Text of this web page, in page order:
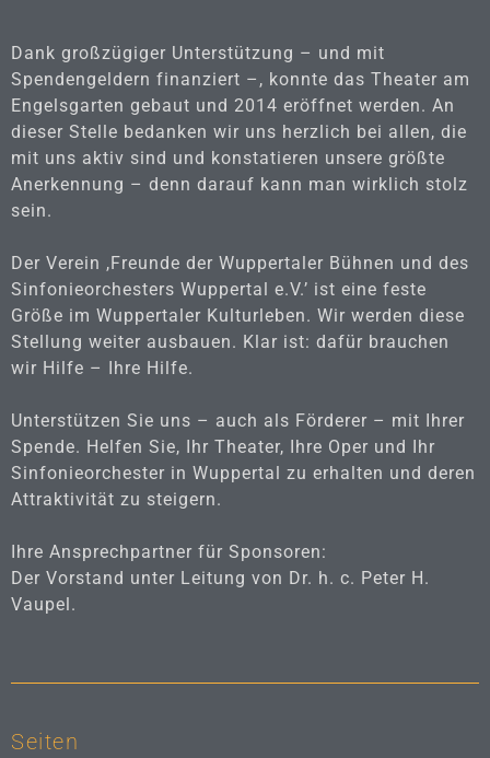
Dank großzügiger Unterstützung – und mit
Spendengeldern finanziert –, konnte das Theater am
Engelsgarten gebaut und 2014 eröffnet werden. An
dieser Stelle bedanken wir uns herzlich bei allen, die
mit uns aktiv sind und konstatieren unsere größte
Anerkennung – denn darauf kann man wirklich stolz
sein.
Der Verein ,Freunde der Wuppertaler Bühnen und des
Sinfonieorchesters Wuppertal e.V.’ ist eine feste
Größe im Wuppertaler Kulturleben. Wir werden diese
Stellung weiter ausbauen. Klar ist: dafür brauchen
wir Hilfe – Ihre Hilfe.
Unterstützen Sie uns – auch als Förderer – mit Ihrer
Spende. Helfen Sie, Ihr Theater, Ihre Oper und Ihr
Sinfonieorchester in Wuppertal zu erhalten und deren
Attraktivität zu steigern.
Ihre Ansprechpartner für Sponsoren:
Der Vorstand unter Leitung von Dr. h. c. Peter H.
Vaupel.
Seiten